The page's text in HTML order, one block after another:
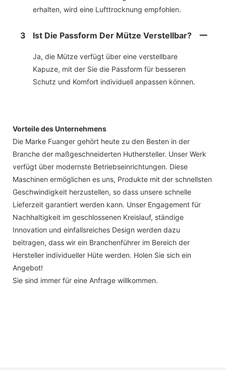
erhalten, wird eine Lufttrocknung empfohlen.
3 Ist Die Passform Der Mütze Verstellbar?
Ja, die Mütze verfügt über eine verstellbare
Kapuze, mit der Sie die Passform für besseren
Schutz und Komfort individuell anpassen können.
Vorteile des Unternehmens
Die Marke Fuanger gehört heute zu den Besten in der
Branche der maßgeschneiderten Huthersteller. Unser Werk
verfügt über modernste Betriebseinrichtungen. Diese
Maschinen ermöglichen es uns, Produkte mit der schnellsten
Geschwindigkeit herzustellen, so dass unsere schnelle
Lieferzeit garantiert werden kann. Unser Engagement für
Nachhaltigkeit im geschlossenen Kreislauf, ständige
Innovation und einfallsreiches Design werden dazu
beitragen, dass wir ein Branchenführer im Bereich der
Hersteller individueller Hüte werden. Holen Sie sich ein
Angebot!
Sie sind immer für eine Anfrage willkommen.